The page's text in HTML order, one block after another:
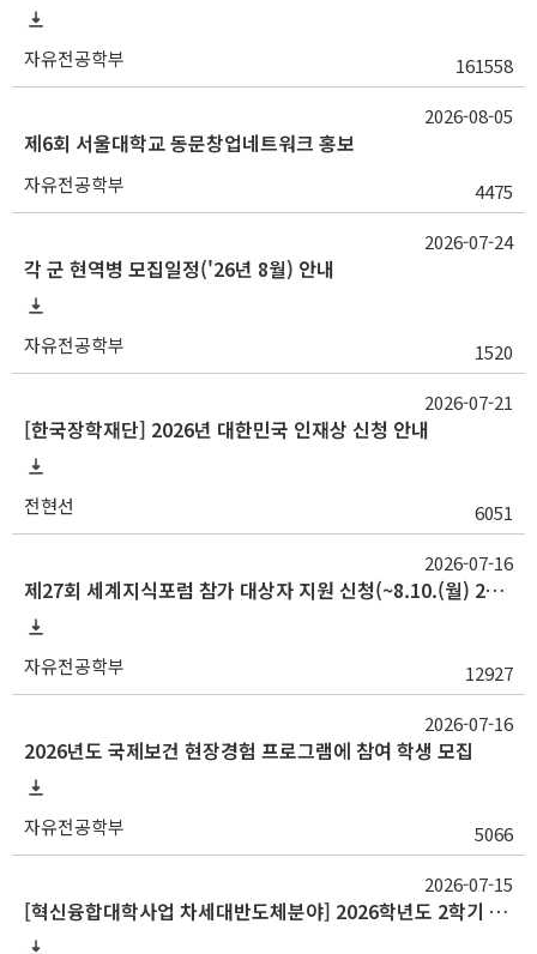
자유전공학부 161558
제6회 서울대학교 동문창업네트워크 홍보
자유전공학부 4475
2026-08-05
각 군 현역병 모집일정('26년 8월) 안내
자유전공학부 1520
2026-07-24
[한국장학재단] 2026년 대한민국 인재상 신청 안내
전현선 6051
2026-07-21
제27회 세계지식포럼 참가 대상자 지원 신청(~8.10.(월) 23:59)
자유전공학부 12927
2026-07-16
2026년도 국제보건 현장경험 프로그램에 참여 학생 모집
자유전공학부 5066
2026-07-16
[혁신융합대학사업 차세대반도체분야] 2026학년도 2학기 교류 수학 안내(중앙대, 대구대)
2026-07-15